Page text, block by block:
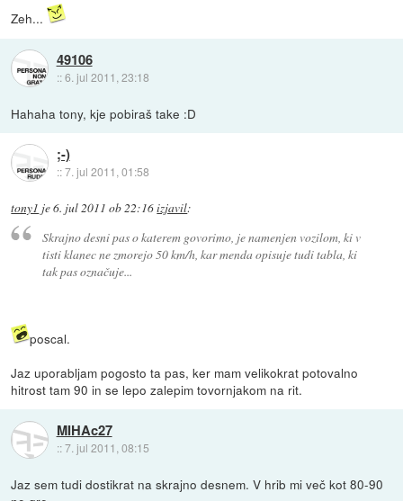
Zeh...
49106
::6. jul 2011, 23:18
Hahaha tony, kje pobiraš take :D
;-)
::7. jul 2011, 01:58
tony1 je6. jul 2011 ob 22:16izjavil:
Skrajno desni pas o katerem govorimo, je namenjen vozilom, ki v
tisti klanec ne zmorejo 50 km/h, kar menda opisuje tudi tabla, ki
tak pas označuje...
poscal.
Jaz uporabljam pogosto ta pas, ker mam velikokrat potovalno
hitrost tam 90 in se lepo zalepim tovornjakom na rit.
MIHAc27
::7. jul 2011, 08:15
Jaz sem tudi dostikrat na skrajno desnem. V hrib mi več kot 80-90